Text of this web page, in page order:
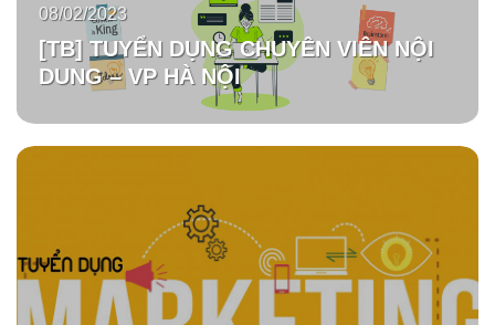
[TB] TUYỂN DỤNG CHUYÊN VIÊN NỘI
DUNG – VP HÀ NỘI
08/02/2023